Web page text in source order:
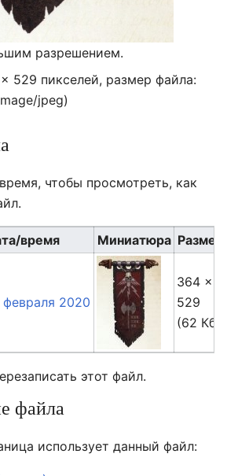
разрешением.
529 пикселей, размер файла:
jpeg)
чтобы просмотреть, как
время Миниатюра
февраля 2020
364 ×
529
(62 Кб)
этот файл.
файла
использует данный файл: